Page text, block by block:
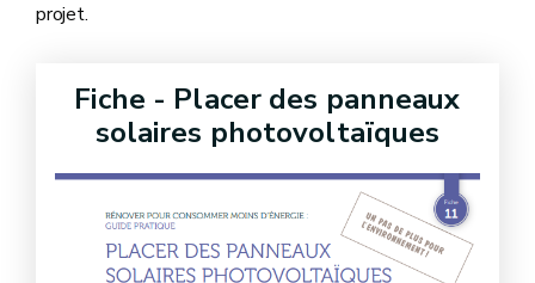
projet.
Fiche - Placer des panneaux
solaires photovoltaïques